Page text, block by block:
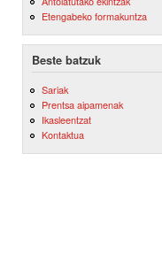
Etengabeko formakuntza
Beste batzuk
Sariak
Prentsa aipamenak
Ikasleentzat
Kontaktua